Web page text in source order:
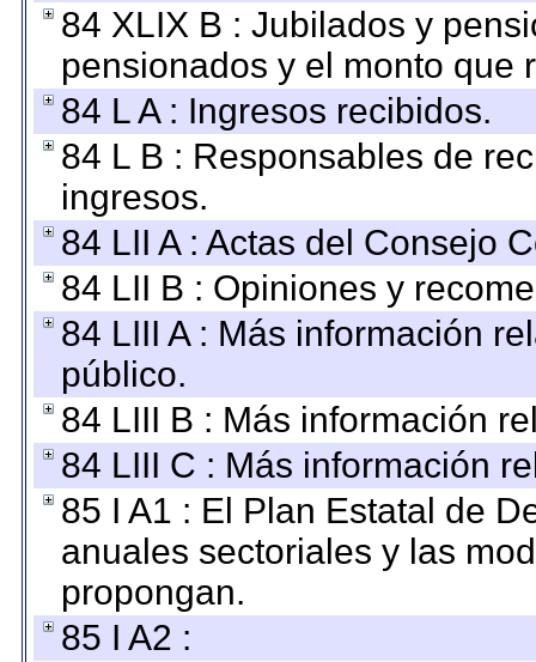
84 XLIX B : Jubilados y
pensionados y el monto que
84 L A : Ingresos recibidos.
84 L B : Responsables de
ingresos.
84 LII A : Actas del Consejo
84 LII B : Opiniones y
84 LIII A : Más información
público.
84 LIII B : Más información
84 LIII C : Más información
85 I A1 : El Plan Estatal de
anuales sectoriales y las
propongan.
85 I A2 :